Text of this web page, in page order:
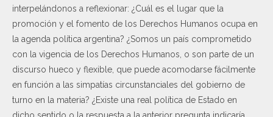
interpelándonos a reflexionar: ¿Cuál es el lugar que la
promoción y el fomento de los Derechos Humanos ocupa en
la agenda política argentina? ¿Somos un país comprometido
con la vigencia de los Derechos Humanos, o son parte de un
discurso hueco y flexible, que puede acomodarse fácilmente
en función a las simpatías circunstanciales del gobierno de
turno en la materia? ¿Existe una real política de Estado en
dicho sentido o la respuesta a la anterior pregunta indicaría